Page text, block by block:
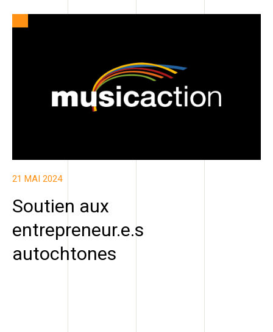
21 MAI 2024
Soutien aux
entrepreneur.e.s
autochtones